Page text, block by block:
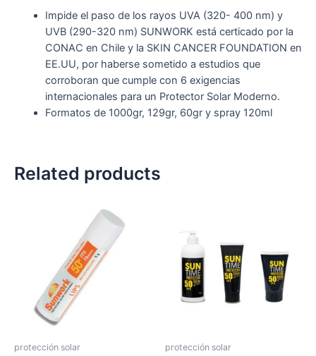
Impide el paso de los rayos UVA (320- 400 nm) y
UVB (290-320 nm) SUNWORK está certicado por la
CONAC en Chile y la SKIN CANCER FOUNDATION en
EE.UU, por haberse sometido a estudios que
corroboran que cumple con 6 exigencias
internacionales para un Protector Solar Moderno.
Formatos de 1000gr, 129gr, 60gr y spray 120ml
Related products
protección solar protección solar